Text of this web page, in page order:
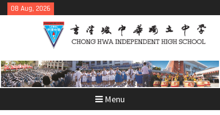
Skip
to
08 Aug, 2026
Menu